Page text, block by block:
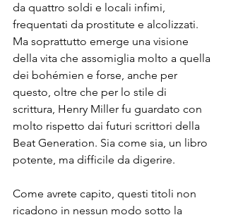
da quattro soldi e locali infimi,
frequentati da prostitute e alcolizzati.
Ma soprattutto emerge una visione
della vita che assomiglia molto a quella
dei bohémien e forse, anche per
questo, oltre che per lo stile di
scrittura, Henry Miller fu guardato con
molto rispetto dai futuri scrittori della
Beat Generation. Sia come sia, un libro
potente, ma difficile da digerire.
Come avrete capito, questi titoli non
ricadono in nessun modo sotto la